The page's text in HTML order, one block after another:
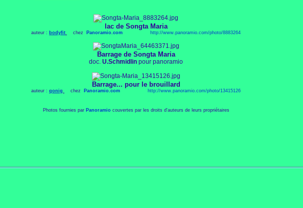
lac de Songta Maria
auteur : bodyfit chez Panoramio.com http://www.panoramio.com/photo/8883264
Barrage de Songta Maria
doc. U.Schmidlin pour panoramio
Barrage... pour le brouillard
auteur : qonig chez Panoramio.com http://www.panoramio.com/photo/13415126
Photos fournies par Panoramio couvertes par les droits d'auteurs de leurs propriétaires